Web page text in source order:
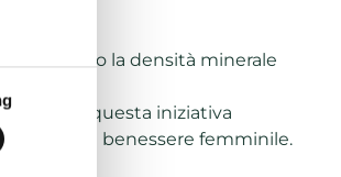
. Misurando la densità minerale
a questa iniziativa
salute e il benessere femminile.